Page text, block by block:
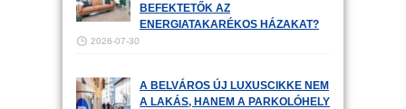
BEFEKTETŐK AZ
ENERGIATAKARÉKOS HÁZAKAT?
2026-07-30
A BELVÁROS ÚJ LUXUSCIKKE NEM
A LAKÁS, HANEM A PARKOLÓHELY